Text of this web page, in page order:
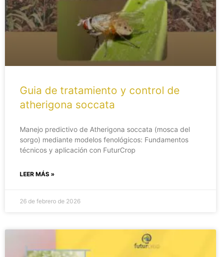
Guia de tratamiento y control de
atherigona soccata
Manejo predictivo de Atherigona soccata (mosca del
sorgo) mediante modelos fenológicos: Fundamentos
técnicos y aplicación con FuturCrop
LEER MÁS »
26 de febrero de 2026